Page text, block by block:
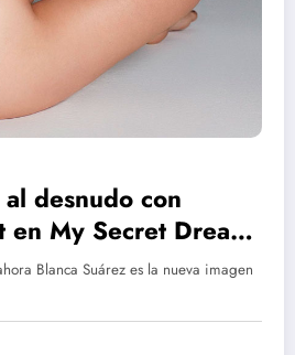
desnudo con
en My Secret Dream
Blanca Suárez es la nueva imagen